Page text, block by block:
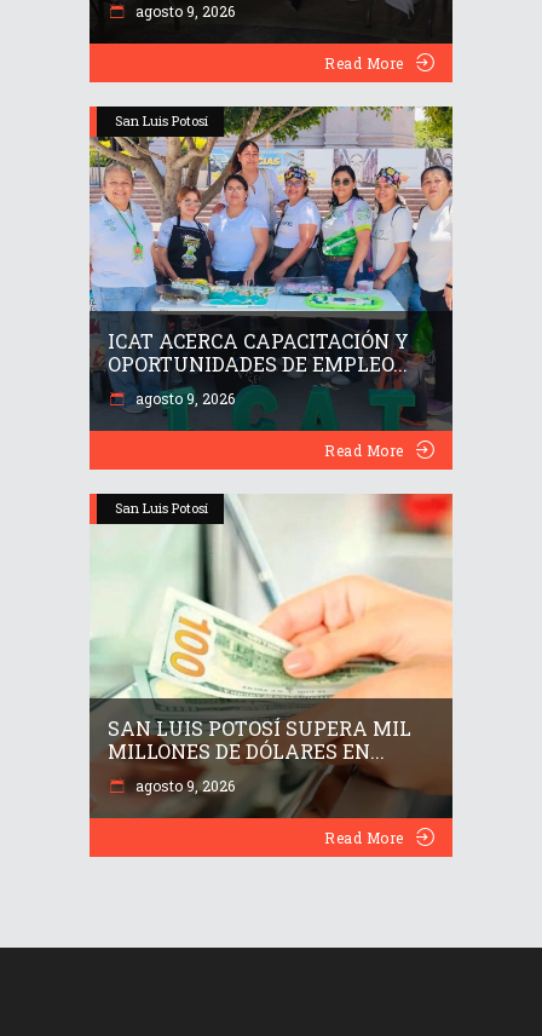
agosto 9, 2026
Read More
San Luis Potosí
ICAT ACERCA CAPACITACIÓN Y
OPORTUNIDADES DE EMPLEO...
agosto 9, 2026
Read More
San Luis Potosí
SAN LUIS POTOSÍ SUPERA MIL
MILLONES DE DÓLARES EN...
agosto 9, 2026
Read More